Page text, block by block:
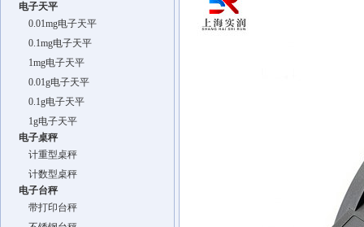
电子天平
0.01mg电子天平
0.1mg电子天平
1mg电子天平
0.01g电子天平
0.1g电子天平
1g电子天平
电子桌秤
计重型桌秤
计数型桌秤
电子台秤
带打印台秤